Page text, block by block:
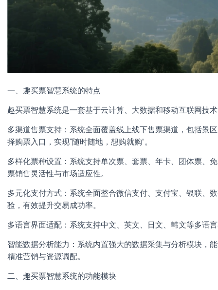
一、趣买票智慧系统的特点
趣买票智慧系统是一套基于云计算、大数据和移动互联网技
多渠道售票支持：系统全面覆盖线上线下售票渠道，包括景
择购票入口，实现“随时随地，想购就购”。
多样化票种设置：系统支持单次票、套票、年卡、团体票、
票销售灵活性与市场适应性。
多元化支付方式：系统全面整合微信支付、支付宝、银联、
验，有效提升交易成功率。
多语言界面适配：系统支持中文、英文、日文、韩文等多语
智能数据分析能力：系统内置强大的数据采集与分析模块，
精准营销与资源调配。
二、趣买票智慧系统的功能模块